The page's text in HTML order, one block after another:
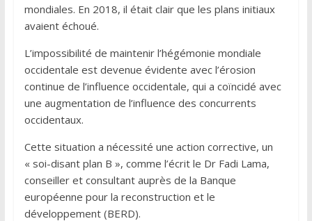
mondiales. En 2018, il était clair que les plans initiaux
avaient échoué.
L’impossibilité de maintenir l’hégémonie mondiale
occidentale est devenue évidente avec l’érosion
continue de l’influence occidentale, qui a coïncidé avec
une augmentation de l’influence des concurrents
occidentaux.
Cette situation a nécessité une action corrective, un
« soi-disant plan B », comme l’écrit le Dr Fadi Lama,
conseiller et consultant auprès de la Banque
européenne pour la reconstruction et le
développement (BERD).